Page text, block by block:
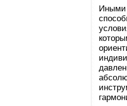
Иными